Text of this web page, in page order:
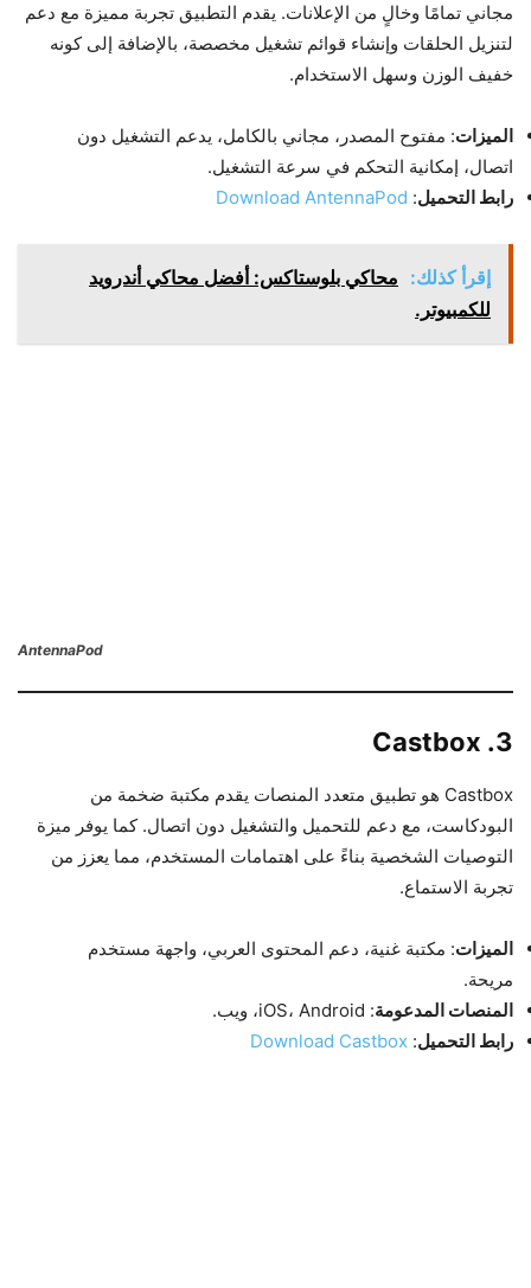
مجاني تمامًا وخالٍ من الإعلانات. يقدم التطبيق تجربة مميزة مع دعم
لتنزيل الحلقات وإنشاء قوائم تشغيل مخصصة، بالإضافة إلى كونه
خفيف الوزن وسهل الاستخدام.
الميزات: مفتوح المصدر، مجاني بالكامل، يدعم التشغيل دون
اتصال، إمكانية التحكم في سرعة التشغيل.
رابط التحميل:
Download AntennaPod
إقرأ كذلك: محاكي بلوستاكس: أفضل محاكي أندرويد
للكمبيوتر.
AntennaPod
3. Castbox
Castbox هو تطبيق متعدد المنصات يقدم مكتبة ضخمة من
البودكاست، مع دعم للتحميل والتشغيل دون اتصال. كما يوفر ميزة
التوصيات الشخصية بناءً على اهتمامات المستخدم، مما يعزز من
تجربة الاستماع.
الميزات: مكتبة غنية، دعم المحتوى العربي، واجهة مستخدم
مريحة.
المنصات المدعومة: iOS، Android، ويب.
رابط التحميل:
Download Castbox